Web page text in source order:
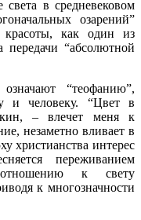
света в средневековом
озарений”
красоты, как один из
“абсолютной
“теофанию”,
и человеку. “Цвет в
– влечет меня к
незаметно вливает в
христианства интерес
переживанием
к свету
к многозначности